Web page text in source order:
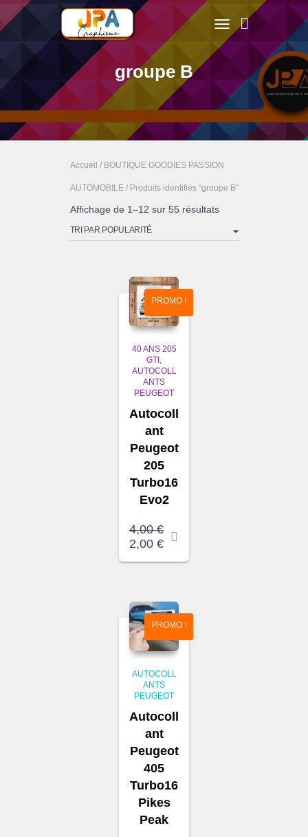
TOGGLE NAVIGATION
groupe B
Accueil / BOUTIQUE GOODIES PASSION
AUTOMOBILE/ Produits identifiés “groupe B”
Affichage de 1–12 sur 55 résultatsTrié
popularité
PROMO !
40 ANS 205
GTI
AUTOCOLL
ANTS
PEUGEOT
Autocoll
ant
Peugeot
205
Turbo16
Evo2
4,00€
Le
4,00 €.
2,00 €Le
2,00 €.
PROMO !
AUTOCOLL
ANTS
PEUGEOT
Autocoll
ant
Peugeot
405
Turbo16
Pikes
Peak